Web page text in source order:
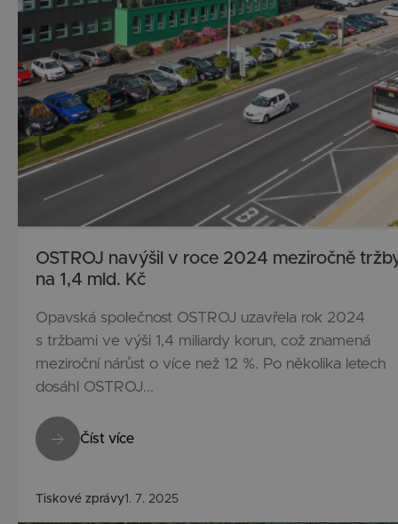
OSTROJ navýšil v roce 2024 meziročně
na 1,4 mld. Kč
Opavská společnost OSTROJ uzavřela rok 2024
s tržbami ve výši 1,4 miliardy korun, což znamená
meziroční nárůst o více než 12 %. Po několika letech
dosáhl OSTROJ...
Číst více
Tiskové zprávy1. 7. 2025